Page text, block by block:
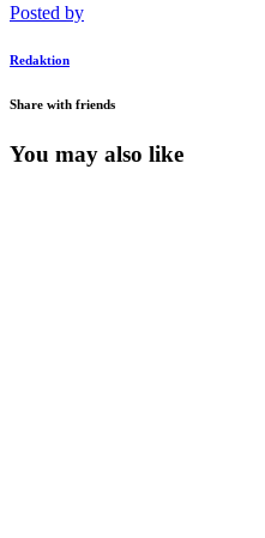
Posted by
Redaktion
Share with friends
You may also like